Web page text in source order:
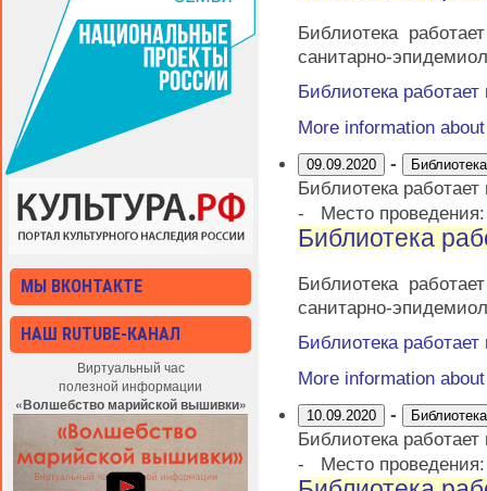
МЫ ВКОНТАКТЕ
НАШ RUTUBE-КАНАЛ
Виртуальный час
полезной информации
«Волшебство марийской вышивки»
Библиотека
санитарно-
Библиотека
More information
09.09.2020 -
Библиотека
-
Место
Библиотека
Библиотека
санитарно-
Библиотека
More information
10.09.2020 -
Библиотека
-
Место